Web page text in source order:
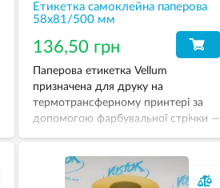
Етикетка самоклейна паперова
58х81/500 мм
136,50 грн
Паперова етикетка Vellum
призначена для друку на
термотрансферному принтері за
допомогою фарбувальної стрічки —